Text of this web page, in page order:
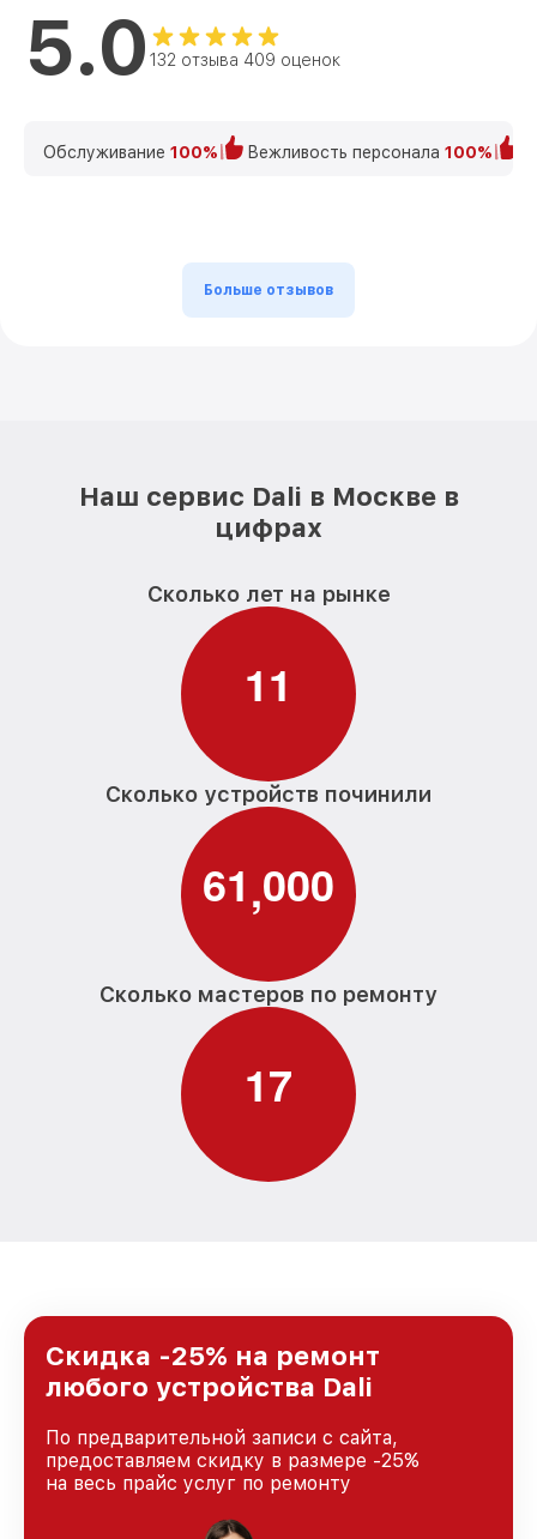
5.0 132 отзыва 409 оценок
Обслуживание 100% Вежливость персонала 100%
Больше отзывов
Наш сервис Dali в Москве в
цифрах
Сколько лет на рынке
11
Сколько устройств починили
61,000
Сколько мастеров по ремонту
17
Скидка -25% на ремонт
любого устройства Dali
По предварительной записи с сайта,
предоставляем скидку в размере -25%
на весь прайс услуг по ремонту